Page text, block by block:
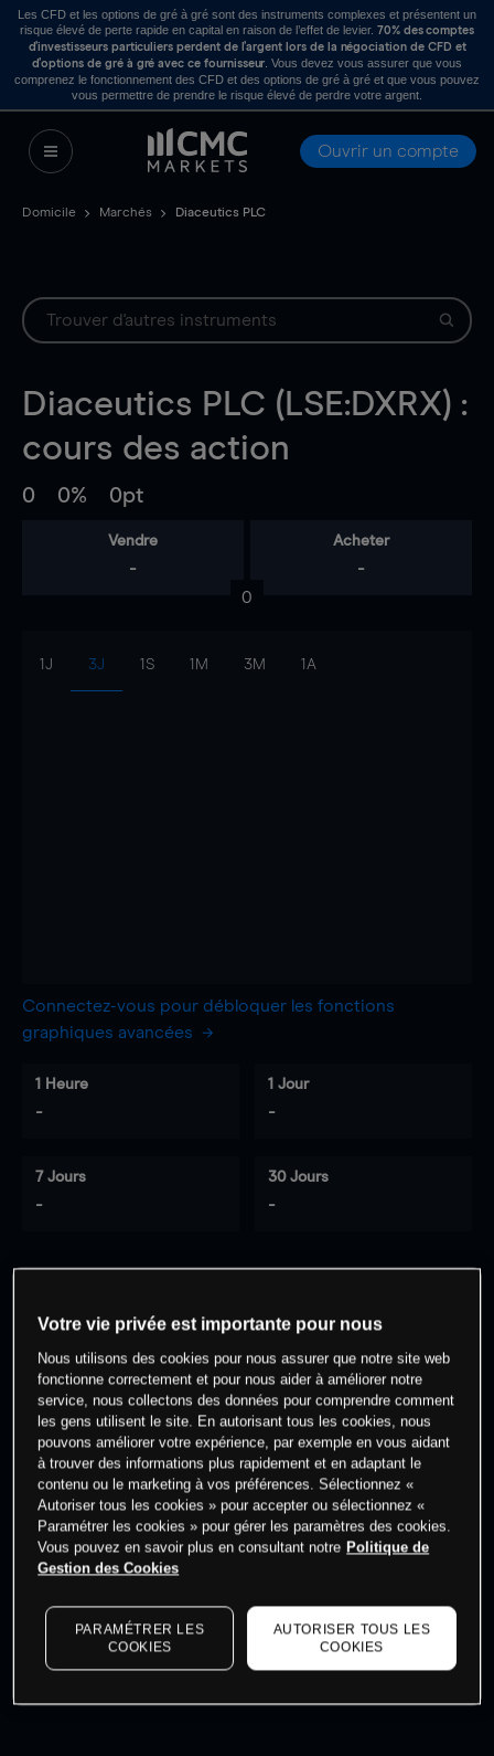
Les CFD et les options de gré à gré sont des instruments complexes et présentent un
risque élevé de perte rapide en capital en raison de l’effet de levier. 70% des comptes
d’investisseurs particuliers perdent de l’argent lors de la négociation de CFD et
d’options de gré à gré avec ce fournisseur . Vous devez vous assurer que vous
comprenez le fonctionnement des CFD et des options de gré à gré et que vous pouvez
vous permettre de prendre le risque élevé de perdre votre argent.
Ouvrir un compte
Domicile Marchés Diaceutics PLC
Diaceutics PLC (LSE:DXRX) :
cours des action
0 0% 0pt
Vendre
-
Acheter
-
0
1J 3J 1S 1M 3M 1A
Connectez-vous pour débloquer les fonctions
graphiques avancées
1 Heure
-
1 Jour
-
7 Jours
-
30 Jours
-
cet actif
Commencez à trader
Les prix sont indicatifs.Connectez-vous pour voir les
dernières données du marché.
Votre vie privée est importante pour nous
Nous utilisons des cookies pour nous assurer que notre site web
fonctionne correctement et pour nous aider à améliorer notre
service, nous collectons des données pour comprendre comment
les gens utilisent le site. En autorisant tous les cookies, nous
pouvons améliorer votre expérience, par exemple en vous aidant
à trouver des informations plus rapidement et en adaptant le
contenu ou le marketing à vos préférences. Sélectionnez «
Autoriser tous les cookies » pour accepter ou sélectionnez «
Paramétrer les cookies » pour gérer les paramètres des cookies.
Vous pouvez en savoir plus en consultant notre Politique de
Gestion des Cookies
PARAMÉTRER LES
COOKIES
AUTORISER TOUS LES
COOKIES